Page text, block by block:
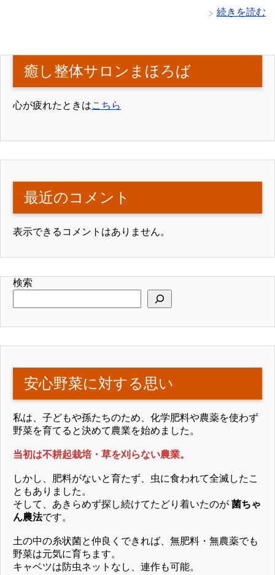
続きを読む
癒し整体サロンまほろば
心が疲れたときはこちら
最近のコメント
表示できるコメントはありません。
検索
安心野菜に対する思い
私は、子どもや孫たちのため、化学肥料や農薬を使わず
野菜を育てると決めて農業を始めました。
当初は不耕起栽培・草を刈らない農業。
しかし、肥料がないと育たず、虫に食われて全滅したこ
ともありました。
そして、あきらめず探し続けてたどり着いたのが 菌ちゃ
ん農法です。
土の中の糸状菌と仲良くできれば、無肥料・無農薬でも
野菜は元気に育ちます。
キャベツは防虫ネットなし、連作も可能。